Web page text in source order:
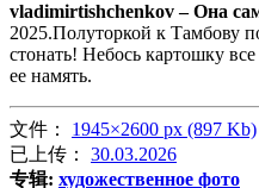
vladimirtishchenkov –Она
2025.Полуторкой к Тамбову
стонать! Небось картошку
ее намять.
文件： 1945×2600 px (897 Kb)
已上传： 30.03.2026
专辑: художественное фото